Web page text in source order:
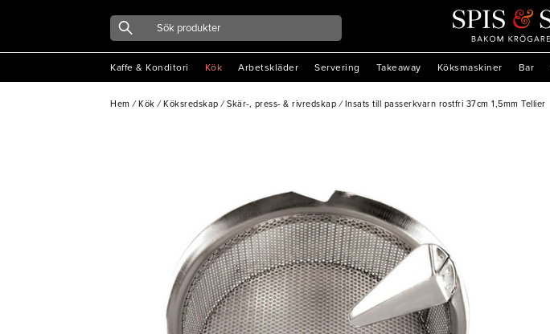
Kaffe & Konditori Kök Arbetskläder Servering Takeaway Köksmaskiner Bar
Hem / Kök / Köksredskap / Skär-, press- & rivredskap / Insats till passerkvarn rostfri 37cm 1,5mm Tellier